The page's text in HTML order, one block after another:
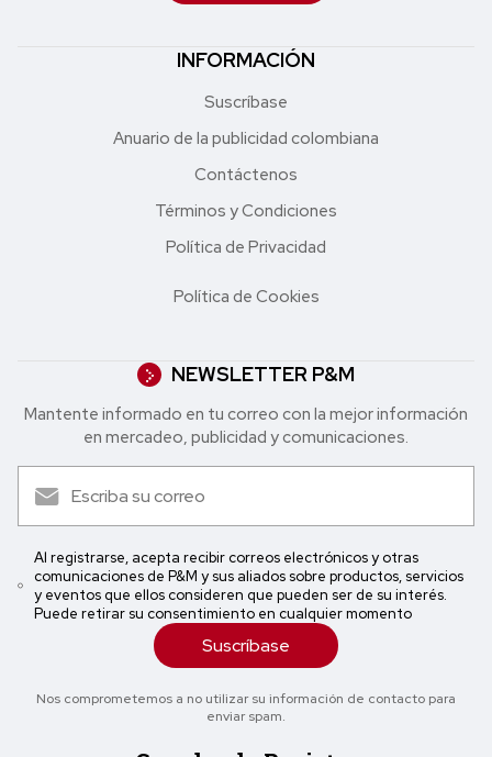
INFORMACIÓN
Suscríbase
Anuario de la publicidad colombiana
Contáctenos
Términos y Condiciones
Política de Privacidad
Política de Cookies
NEWSLETTER P&M
Mantente informado en tu correo con la mejor in formación
en mercadeo, publicidad y comunicaciones.
Al registrarse, acepta recibir correos electrónicos y otras
comunicaciones de P&M y sus aliados sobre productos, servicios
y eventos que ellos consideren que pueden ser de su interés.
Puede retirar su consentimiento en cualquier momento
Suscríbase
Nos comprometemos a no utilizar su información de contacto para
enviar spam.